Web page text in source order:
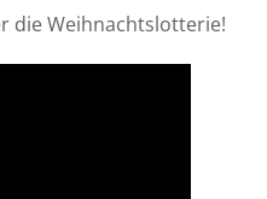
die Weihnachtslotterie!